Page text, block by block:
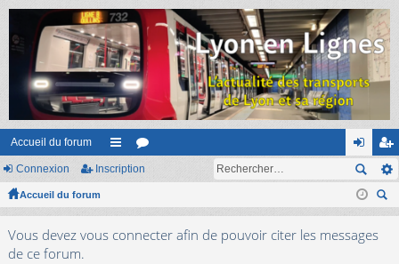
Accueil du forum
ac or on
ne
ns
cri
Connexion Inscription
Accueil du forum
ec
her
Vous devez vous connecter afin de pouvoir citer les messages
de ce forum.